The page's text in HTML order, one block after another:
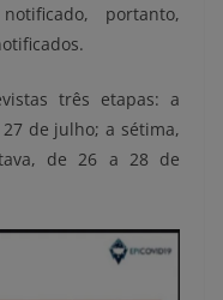
portanto,
três etapas: a
de julho; a sétima,
de 26 a 28 de